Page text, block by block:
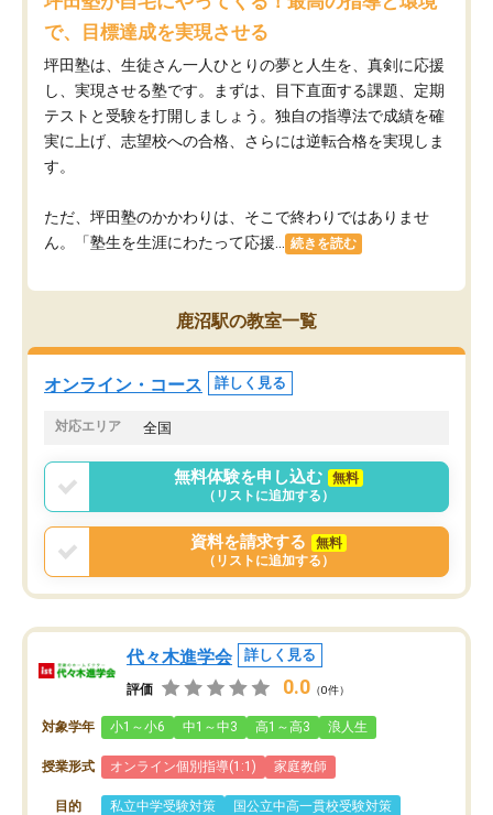
で、目標達成を実現させる
坪田塾は、生徒さん一人ひとりの夢と人生を、真剣に応援
し、実現させる塾です。まずは、目下直面する課題、定期
テストと受験を打開しましょう。独自の指導法で成績を確
実に上げ、志望校への合格、さらには逆転合格を実現しま
す。
ただ、坪田塾のかかわりは、そこで終わりではありませ
ん。「塾生を生涯にわたって応援...
続きを読む
鹿沼駅の教室一覧
オンライン・コース 詳しく見る
対応エリア 全国
無料体験を申し込む
無料
（リストに追加する）
資料を請求する
無料
（リストに追加する）
代々木進学会 詳しく見る
評価 0.0 （0件）
対象学年 小1～小6 中1～中3 高1～高3 浪人生
授業形式 オンライン個別指導(1:1) 家庭教師
目的 私立中学受験対策
国公立中高一貫校受験対策